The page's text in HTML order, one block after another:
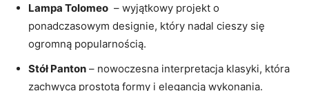
Lampa Tolomeo ⁢ –​ wyjątkowy projekt o​
ponadczasowym designie, który‌ nadal‌ cieszy ​się​
ogromną ‍popularnością.
Stół ⁣Panton – nowoczesna interpretacja⁣ klasyki, która
zachwyca prostotą formy i elegancją‍ wykonania.